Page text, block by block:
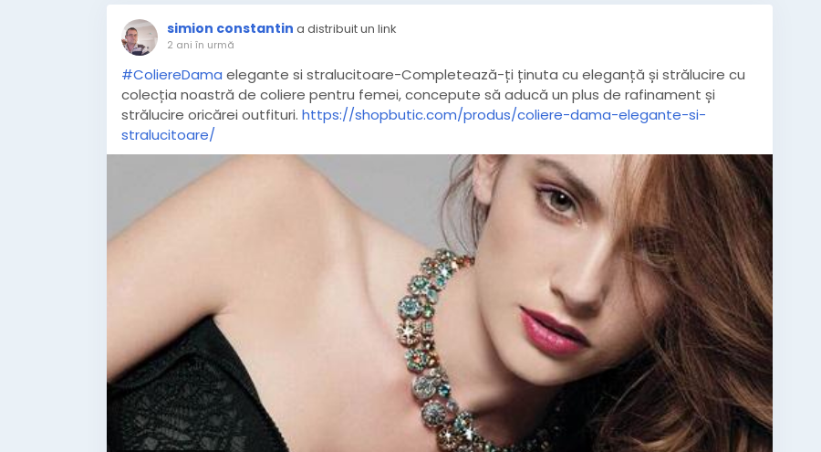
simion constantin a distribuit un link
2 ani în urmă
#ColiereDama elegante si stralucitoare-Completează-ți ținuta cu eleganță și strălucire cu
colecția noastră de coliere pentru femei, concepute să aducă un plus de rafinament și
strălucire oricărei outfituri. https://shopbutic.com/produs/coliere-dama-elegante-si-
stralucitoare/